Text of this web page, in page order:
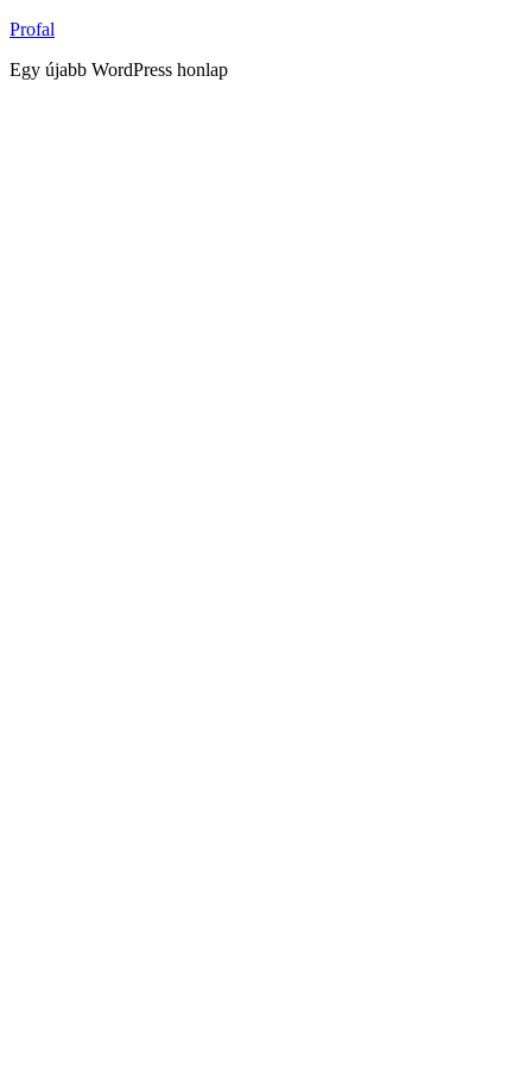
Tartalomhoz
Profal
Egy újabb WordPress honlap